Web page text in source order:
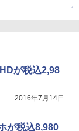
が税込2,98
2016年7月14日
が税込8,980